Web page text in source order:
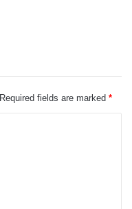
Required fields are marked *